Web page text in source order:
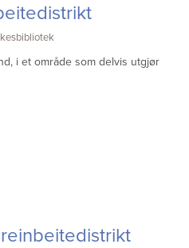
i et område som delvis utgjør